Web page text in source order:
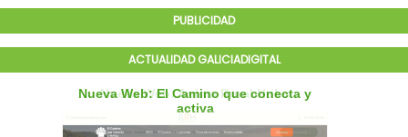
PUBLICIDAD
ACTUALIDAD GALICIADIGITAL